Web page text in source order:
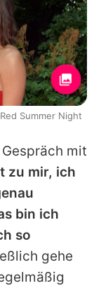
mit
zu mir, ich
bin ich
so
gehe
Summer Night